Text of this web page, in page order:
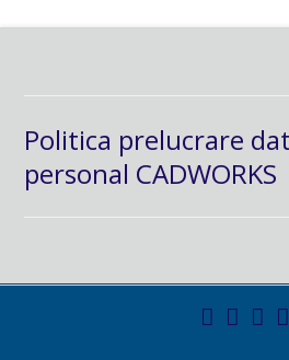
Politica prelucrare
personal CADWORKS